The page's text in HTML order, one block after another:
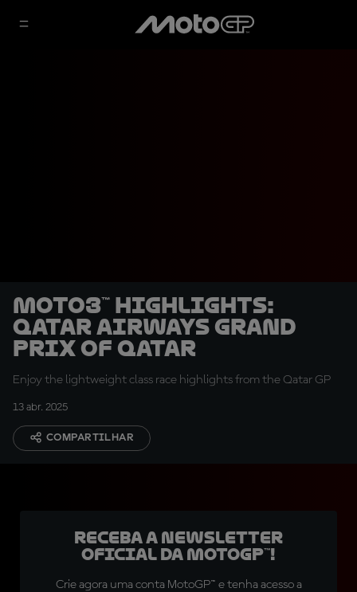
Moto3™ highlights:
Qatar Airways Grand
Prix of Qatar
Enjoy the lightweight class race highlights from the Qatar GP
13 abr. 2025
COMPARTILHAR
Receba a newsletter
oficial da MotoGP™!
Crie agora uma conta MotoGP™ e tenha acesso a